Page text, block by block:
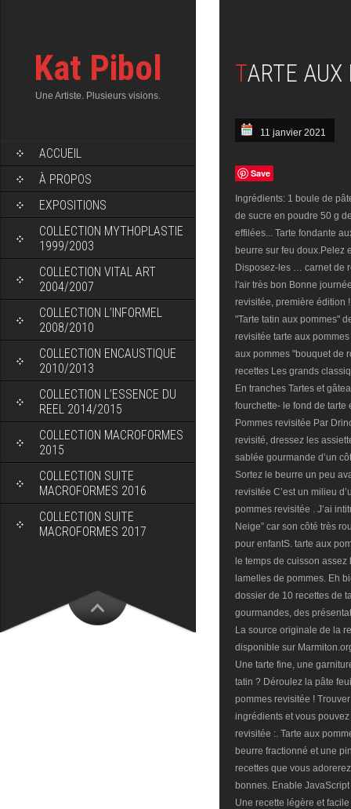
Kat Pibol
Une Artiste. Plusieurs visions.
ACCUEIL
À PROPOS
EXPOSITIONS
COLLECTION MYTHOPLASTIE
1999/2003
COLLECTION VITAL ART
2004/2007
COLLECTION L’INFORMEL
2008/2010
COLLECTION ENCAUSTIQUE
2010/2013
COLLECTION L’ESSENCE DU
REEL 2014/2015
COLLECTION MACROFORMES
2015
COLLECTION SUITE
MACROFORMES 2016
COLLECTION SUITE
MACROFORMES 2017
TARTE
11 janvier 2021
Save
Ingrédients: 1 boule de
de sucre en poudre 50 g
effilées... Tarte fondante
beurre sur feu doux.Pelez
Disposez-les … carnet de
l'air très bon Bonne
revisitée, première édition
"Tarte tatin aux pommes"
revisitée tarte aux
aux pommes "bouquet de
recettes Les grands
En tranches Tartes et
fourchette- le fond de tarte
Pommes revisitée Par
revisité, dressez les
sablée gourmande d’un
Sortez le beurre un peu
revisitée C’est un milieu
pommes revisitée . J’ai
Neige” car son côté très
pour enfantS. tarte aux
le temps de cuisson
lamelles de pommes. Eh
dossier de 10 recettes de
gourmandes, des
La source originale de la
disponible sur
Une tarte fine, une
tatin ? Déroulez la pâte
pommes revisitée !
ingrédients et vous
revisitée :. Tarte aux
beurre fractionné et une
recettes que vous
bonnes. Enable
Une recette légère et